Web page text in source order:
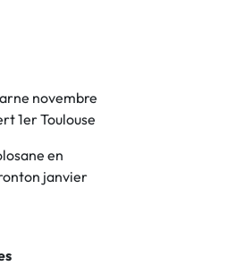
novembre
1er Toulouse
en
janvier